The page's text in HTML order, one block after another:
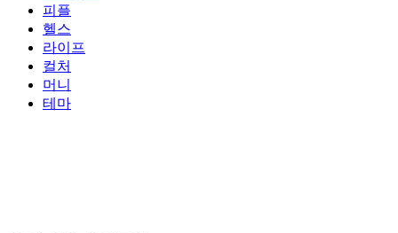
피플
헬스
라이프
컬처
머니
테마